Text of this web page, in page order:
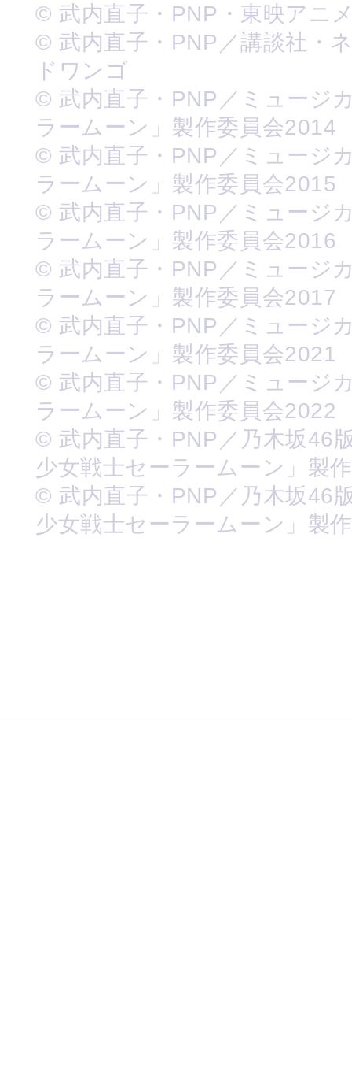
© 武内直子・PNP・東映アニ
© 武内直子・PNP／講談社・
ドワンゴ
© 武内直子・PNP／ミュージ
ラームーン」製作委員会2014
© 武内直子・PNP／ミュージ
ラームーン」製作委員会2015
© 武内直子・PNP／ミュージ
ラームーン」製作委員会2016
© 武内直子・PNP／ミュージ
ラームーン」製作委員会2017
© 武内直子・PNP／ミュージ
ラームーン」製作委員会2021
© 武内直子・PNP／ミュージ
ラームーン」製作委員会2022
© 武内直子・PNP／乃木坂46
少女戦士セーラームーン」製
© 武内直子・PNP／乃木坂46
少女戦士セーラームーン」製